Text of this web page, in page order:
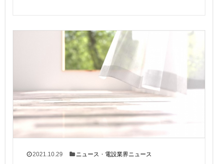
2021.10.29 ニュース ・ 電設業界ニュース